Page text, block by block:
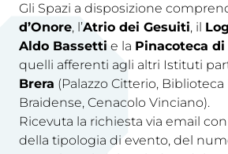
Gli Spazi a disposizione
d’Onore, l’Atrio dei Gesuiti, il
Aldo Bassetti e la Pinacoteca di
quelli afferenti agli altri Istituti
Brera (Palazzo Citterio, Biblioteca
Braidense, Cenacolo Vinciano).
Ricevuta la richiesta via email
della tipologia di evento, del